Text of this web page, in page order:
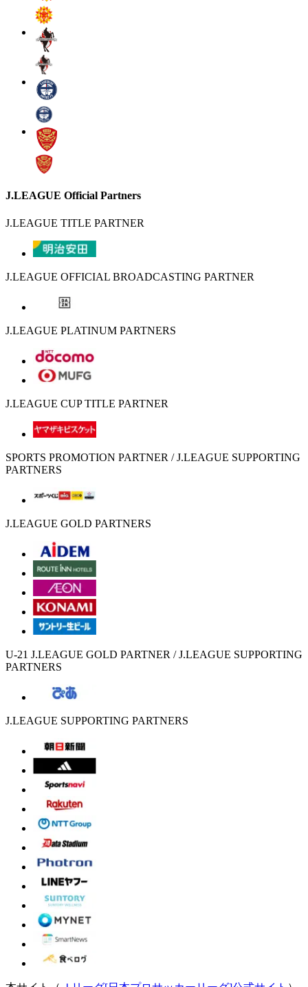
J.LEAGUE Official Partners
J.LEAGUE TITLE PARTNER
J.LEAGUE OFFICIAL BROADCASTING PARTNER
J.LEAGUE PLATINUM PARTNERS
J.LEAGUE CUP TITLE PARTNER
SPORTS PROMOTION PARTNER / J.LEAGUE SUPPORTING
PARTNERS
J.LEAGUE GOLD PARTNERS
U-21 J.LEAGUE GOLD PARTNER / J.LEAGUE SUPPORTING
PARTNERS
J.LEAGUE SUPPORTING PARTNERS